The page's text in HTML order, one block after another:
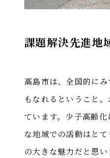
課題解決先進地
高島市は、全国的に
もなれるということ
ています。少子高齢
な地域での活動はと
の大きな魅力だと思